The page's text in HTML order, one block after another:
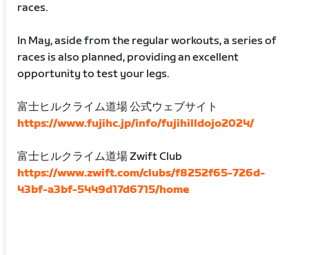
races.
In May, aside from the regular workouts, a series of
races is also planned, providing an excellent
opportunity to test your legs.
富士ヒルクライム道場 公式ウェブサイト
https://www.fujihc.jp/info/fujihilldojo2024/
富士ヒルクライム道場 Zwift Club
https://www.zwift.com/clubs/f8252f65-726d-
43bf-a3bf-5449d17d6715/home